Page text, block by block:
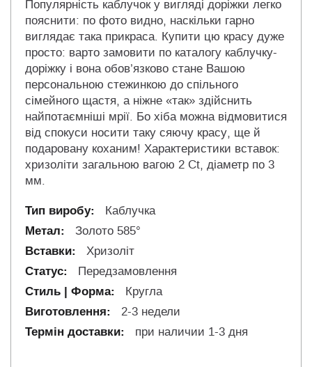
Популярність каблучок у вигляді доріжки легко
пояснити: по фото видно, наскільки гарно
виглядає така прикраса. Купити цю красу дуже
просто: варто замовити по каталогу каблучку-
доріжку і вона обов’язково стане Вашою
персональною стежинкою до спільного
сімейного щастя, а ніжне «так» здійснить
найпотаємніші мрії. Бо хіба можна відмовитися
від спокуси носити таку сяючу красу, ще й
подаровану коханим! Характеристики вставок:
хризоліти загальною вагою 2 Ct, діаметр по 3
мм.
Каблучка
Золото 585°
Хризоліт
Передзамовлення
Кругла
2-3 недели
при наличии 1-3 дня